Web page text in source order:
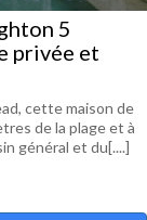
5
privée et
cette maison de
de la plage et à
général et du[....]